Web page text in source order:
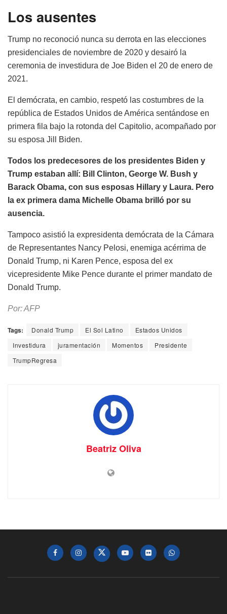
Los ausentes
Trump no reconoció nunca su derrota en las elecciones
presidenciales de noviembre de 2020 y desairó la
ceremonia de investidura de Joe Biden el 20 de enero de
2021.
El demócrata, en cambio, respetó las costumbres de la
república de Estados Unidos de América sentándose en
primera fila bajo la rotonda del Capitolio, acompañado por
su esposa Jill Biden.
Todos los predecesores de los presidentes Biden y
Trump estaban allí: Bill Clinton, George W. Bush y
Barack Obama, con sus esposas Hillary y Laura. Pero
la ex primera dama Michelle Obama brilló por su
ausencia.
Tampoco asistió la expresidenta demócrata de la Cámara
de Representantes Nancy Pelosi, enemiga acérrima de
Donald Trump, ni Karen Pence, esposa del ex
vicepresidente Mike Pence durante el primer mandato de
Donald Trump.
Por: AFP
Tags: Donald Trump El Sol Latino
Estados Unidos
Investidura
juramentación Momentos
Presidente
TrumpRegresa
Beatriz Oliva